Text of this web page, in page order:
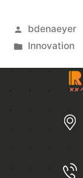
bdenaeyer
Innovation